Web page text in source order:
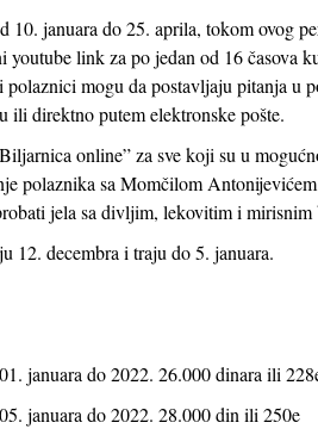
10. januara do 25. aprila, tokom ovog
youtube link za po jedan od 16 časova
polaznici mogu da postavljaju pitanja u
ili direktno putem elektronske pošte.
online” za sve koji su u
polaznika sa Momčilom
jela sa divljim, lekovitim i
12. decembra i traju do 5. januara.
januara do 2022. 26.000 dinara ili
januara do 2022. 28.000 din ili 250e